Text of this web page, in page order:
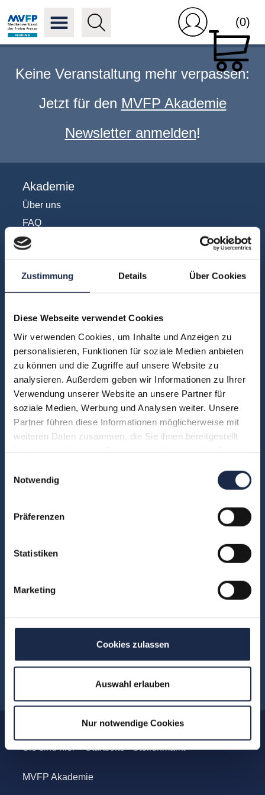
Zustimmung Details Über Cookies
Diese Webseite verwendet Cookies
Wir verwenden Cookies, um Inhalte und Anzeigen zu
personalisieren, Funktionen für soziale Medien anbieten
zu können und die Zugriffe auf unsere Website zu
analysieren. Außerdem geben wir Informationen zu Ihrer
Verwendung unserer Website an unsere Partner für
soziale Medien, Werbung und Analysen weiter. Unsere
Partner führen diese Informationen möglicherweise mit
weiteren Daten zusammen, die Sie ihnen bereitgestellt
Notwendig
Präferenzen
Statistiken
Marketing
Cookies zulassen
Auswahl erlauben
Nur notwendige Cookies
(0)
Keine Veranstaltung mehr verpassen:
Jetzt für den MVFP Akademie
Newsletter anmelden!
Akademie
Über uns
FAQ
Unsere Experten
Teilnehmerstimmen
Kontakt
Fachbereiche
Abo & Subscription
Anzeigen
Fachübergreifend
Internationales
IT und Digital
KI
Social & Community
Formate
Touren
WebSeminare
Sie sind hier »Startseite›Stellenmarkt
MVFP Akademie